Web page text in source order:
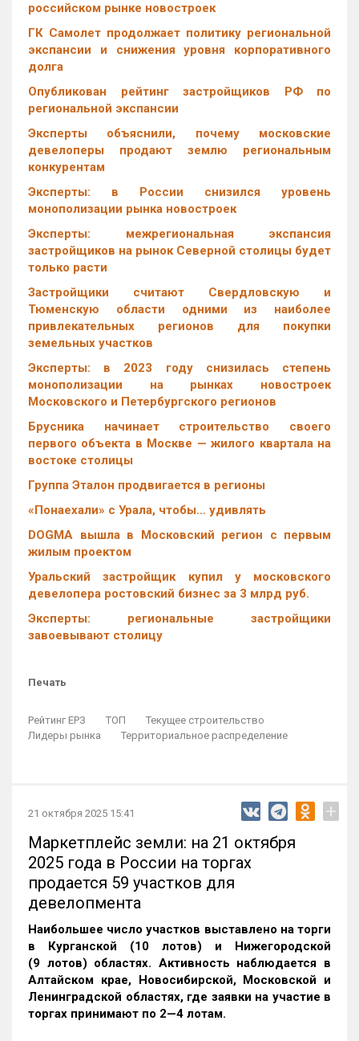
российском рынке новостроек
ГК Самолет продолжает политику региональной
экспансии и снижения уровня корпоративного
долга
Опубликован рейтинг застройщиков РФ по
региональной экспансии
Эксперты объяснили, почему московские
девелоперы продают землю региональным
конкурентам
Эксперты: в России снизился уровень
монополизации рынка новостроек
Эксперты: межрегиональная экспансия
застройщиков на рынок Северной столицы будет
только расти
Застройщики считают Свердловскую и
Тюменскую области одними из наиболее
привлекательных регионов для покупки
земельных участков
Эксперты: в 2023 году снизилась степень
монополизации на рынках новостроек
Московского и Петербургского регионов
Брусника начинает строительство своего
первого объекта в Москве — жилого квартала на
востоке столицы
Группа Эталон продвигается в регионы
«Понаехали» с Урала, чтобы… удивлять
DOGMA вышла в Московский регион с первым
жилым проектом
Уральский застройщик купил у московского
девелопера ростовский бизнес за 3 млрд руб.
Эксперты: региональные застройщики
завоевывают столицу
Печать
Рейтинг ЕРЗ ТОП
Текущее строительство
Лидеры рынка
Территориальное распределение
21 октября 2025 15:41 +
Маркетплейс земли: на 21 октября
2025 года в России на торгах
продается 59 участков для
девелопмента
Наибольшее число участков выставлено на торги
в Курганской (10 лотов) и Нижегородской
(9 лотов) областях. Активность наблюдается в
Алтайском крае, Новосибирской, Московской и
Ленинградской областях, где заявки на участие в
торгах принимают по 2—4 лотам.